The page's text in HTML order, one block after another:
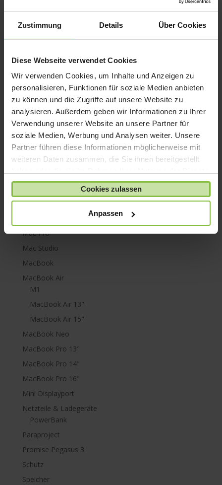
Zustimmung Details Über Cookies
Diese Webseite verwendet Cookies
Wir verwenden Cookies, um Inhalte und Anzeigen zu
personalisieren, Funktionen für soziale Medien anbieten
zu können und die Zugriffe auf unsere Website zu
analysieren. Außerdem geben wir Informationen zu Ihrer
Verwendung unserer Website an unsere Partner für
soziale Medien, Werbung und Analysen weiter. Unsere
Partner führen diese Informationen möglicherweise mit
weiteren Daten zusammen, die Sie ihnen bereitgestellt
gesammelt haben.
Cookies zulassen
Anpassen
iPad mini
iPad Pro
iPhone 6
iPhone SE
iPhone X
iPod nano
iPod shuffle
iPod touch
Kabel & Adapter
Kopfhörer
Lightning
Mac Pro
Mac Studio
MacBook
MacBook Air
M1
MacBook Air 13"
MacBook Air 15"
MacBook Neo
MacBook Pro 13"
MacBook Pro 14"
MacBook Pro 16"
Mini Displayport
Netzteile & Ladegeräte
PowerBank
Paraproject
Promise Pegasus 3
Schutz
Speicher